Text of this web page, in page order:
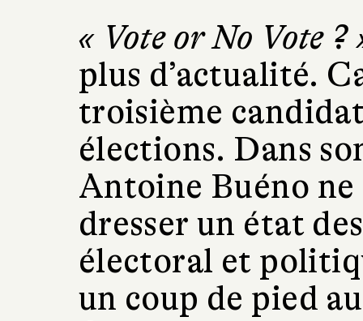
« Vote or No Vote ?
plus d’actualité.
troisième
élections. Dans
Antoine Buéno ne
dresser un état
électoral et
un coup de pied